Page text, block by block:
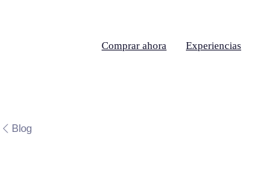
Comprar ahora Experiencias
Blog